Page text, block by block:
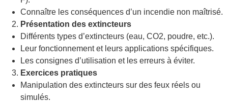
Connaître les conséquences d’un incendie non maîtrisé.
Présentation des extincteurs
Différents types d’extincteurs (eau, CO2, poudre, etc.).
Leur fonctionnement et leurs applications spécifiques.
Les consignes d’utilisation et les erreurs à éviter.
Exercices pratiques
Manipulation des extincteurs sur des feux réels ou
simulés.